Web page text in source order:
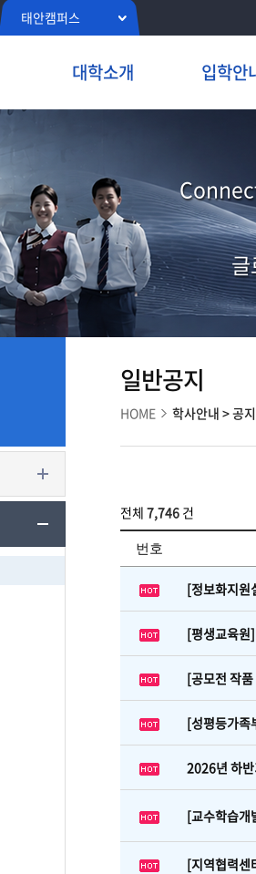
태안캠퍼스
대학소개 입학안
일반공지
HOME 학사안내 >공
전체 7,746 건
번호
[정보화지원
[평생교육원
[공모전 작
[성평등가족
2026년 하
[교수학습개
[지역협력센